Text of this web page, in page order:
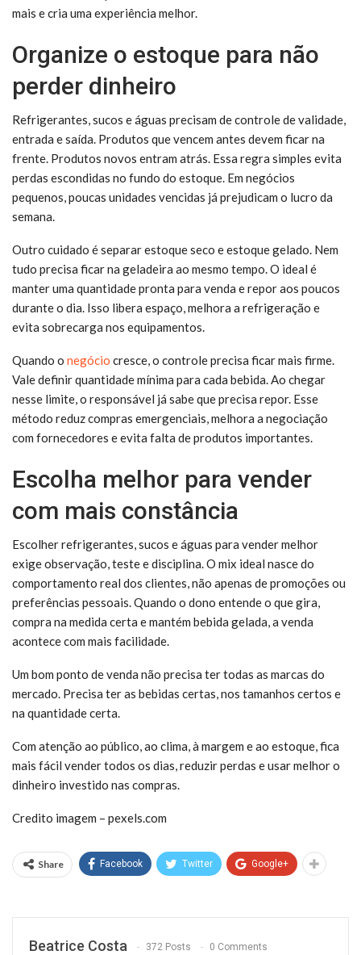
mais e cria uma experiência melhor.
Organize o estoque para não
perder dinheiro
Refrigerantes, sucos e águas precisam de controle de validade,
entrada e saída. Produtos que vencem antes devem ficar na
frente. Produtos novos entram atrás. Essa regra simples evita
perdas escondidas no fundo do estoque. Em negócios
pequenos, poucas unidades vencidas já prejudicam o lucro da
semana.
Outro cuidado é separar estoque seco e estoque gelado. Nem
tudo precisa ficar na geladeira ao mesmo tempo. O ideal é
manter uma quantidade pronta para venda e repor aos poucos
durante o dia. Isso libera espaço, melhora a refrigeração e
evita sobrecarga nos equipamentos.
Quando o negócio cresce, o controle precisa ficar mais firme.
Vale definir quantidade mínima para cada bebida. Ao chegar
nesse limite, o responsável já sabe que precisa repor. Esse
método reduz compras emergenciais, melhora a negociação
com fornecedores e evita falta de produtos importantes.
Escolha melhor para vender
com mais constância
Escolher refrigerantes, sucos e águas para vender melhor
exige observação, teste e disciplina. O mix ideal nasce do
comportamento real dos clientes, não apenas de promoções ou
preferências pessoais. Quando o dono entende o que gira,
compra na medida certa e mantém bebida gelada, a venda
acontece com mais facilidade.
Um bom ponto de venda não precisa ter todas as marcas do
mercado. Precisa ter as bebidas certas, nos tamanhos certos e
na quantidade certa.
Com atenção ao público, ao clima, à margem e ao estoque, fica
mais fácil vender todos os dias, reduzir perdas e usar melhor o
dinheiro investido nas compras.
Credito imagem – pexels.com
Share Facebook Twitter Google+
Beatrice Costa 372 Posts 0 Comments